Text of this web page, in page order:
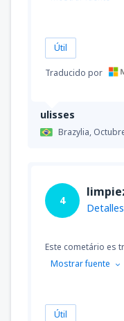
ulisses
Brazylia,
Útil
Traducido por
4
Este cometário es
Mostrar fuente
Útil